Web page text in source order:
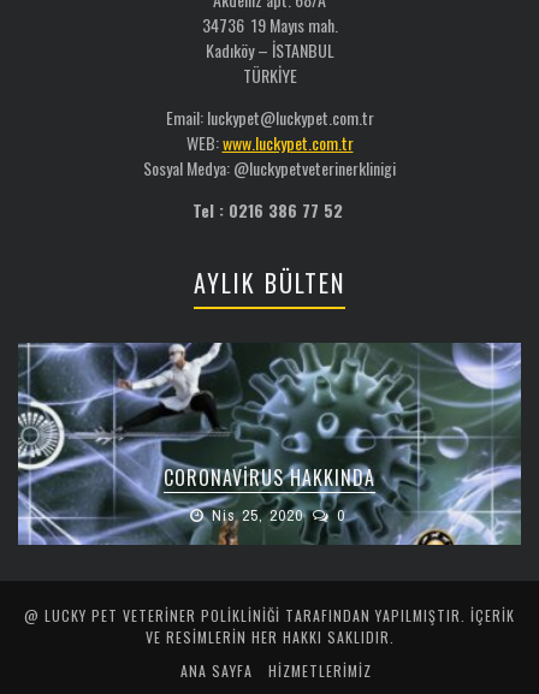
34736 19 Mayıs mah.
Kadıköy – İSTANBUL
TÜRKİYE
Email: luckypet@luckypet.com.tr
WEB:www.luckypet.com.tr
Sosyal Medya: @luckypetveterinerklinigi
Tel : 0216 386 77 52
AYLIK BÜLTEN
CORONAVIRUS HAKKINDA
Nis 25, 2020 0
@ LUCKY PET VETERINER POLIKLINIĞI TARAFINDAN YAPILMIŞTIR. İÇERIK
VE RESIMLERIN HER HAKKI SAKLIDIR.
ANA SAYFA
HİZMETLERİMİZ